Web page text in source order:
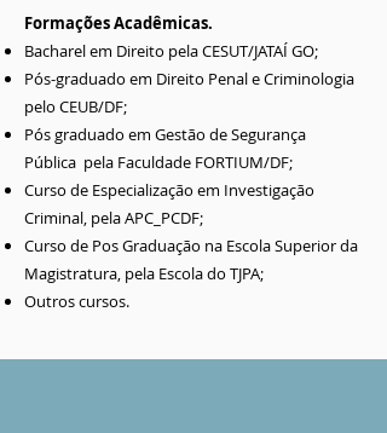
Formações Acadêmicas.
Bacharel em Direito pela CESUT/JATAÍ GO;
Pós-graduado em Direito Penal e Criminologia
pelo CEUB/DF;
Pós graduado em Gestão de Segurança
Pública pela Faculdade FORTIUM/DF;
Curso de Especialização em Investigação
Criminal, pela APC_PCDF;
Curso de Pos Graduação na Escola Superior da
Magistratura, pela Escola do TJPA;
Outros cursos.